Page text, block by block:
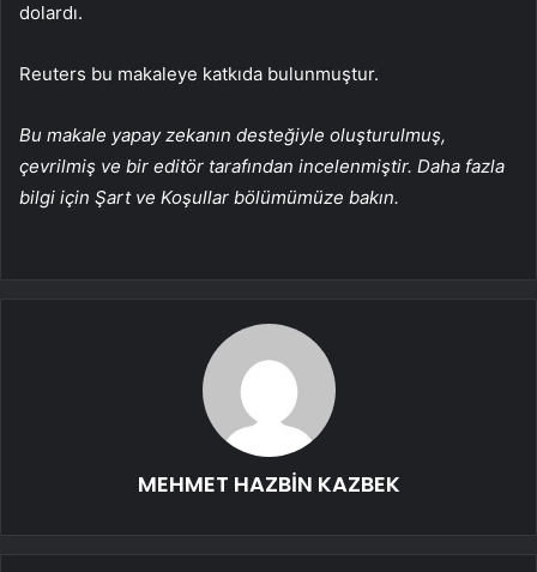
dolardı.
Reuters bu makaleye katkıda bulunmuştur.
Bu makale yapay zekanın desteğiyle oluşturulmuş,
çevrilmiş ve bir editör tarafından incelenmiştir. Daha fazla
bilgi için Şart ve Koşullar bölümümüze bakın.
MEHMET HAZBİN KAZBEK